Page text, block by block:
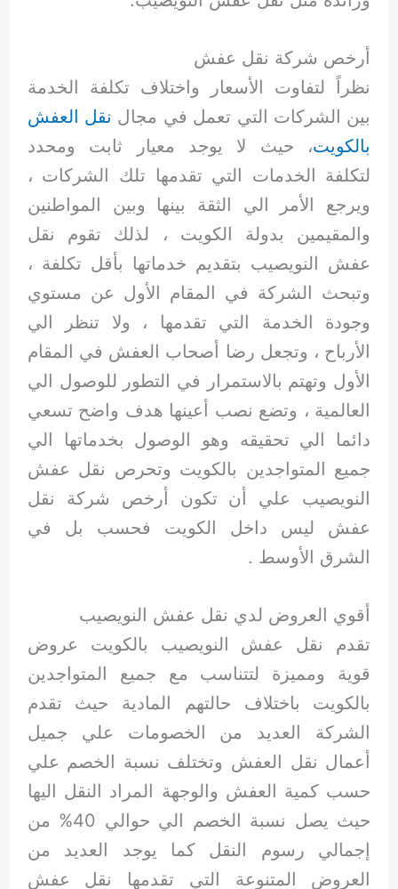
أرخص شركة نقل عفش
نظراً لتفاوت الأسعار واختلاف تكلفة الخدمة
بين الشركات التي تعمل في مجال نقل العفش
بالكويت، حيث لا يوجد معيار ثابت ومحدد
لتكلفة الخدمات التي تقدمها تلك الشركات ،
ويرجع الأمر الي الثقة بينها وبين المواطنين
والمقيمين بدولة الكويت ، لذلك تقوم نقل
عفش النويصيب بتقديم خدماتها بأقل تكلفة ،
وتبحث الشركة في المقام الأول عن مستوي
وجودة الخدمة التي تقدمها ، ولا تنظر الي
الأرباح ، وتجعل رضا أصحاب العفش في المقام
الأول وتهتم بالاستمرار في التطور للوصول الي
العالمية ، وتضع نصب أعينها هدف واضح تسعي
دائما الي تحقيقه وهو الوصول بخدماتها الي
جميع المتواجدين بالكويت وتحرص نقل عفش
النويصيب علي أن تكون أرخص شركة نقل
عفش ليس داخل الكويت فحسب بل في
الشرق الأوسط .
أقوي العروض لدي نقل عفش النويصيب
تقدم نقل عفش النويصيب بالكويت عروض
قوية ومميزة لتتناسب مع جميع المتواجدين
بالكويت باختلاف حالتهم المادية حيث تقدم
الشركة العديد من الخصومات علي جميل
أعمال نقل العفش وتختلف نسبة الخصم علي
حسب كمية العفش والوجهة المراد النقل اليها
حيث يصل نسبة الخصم الي حوالي 40% من
إجمالي رسوم النقل كما يوجد العديد من
العروض المتنوعة التي تقدمها نقل عفش